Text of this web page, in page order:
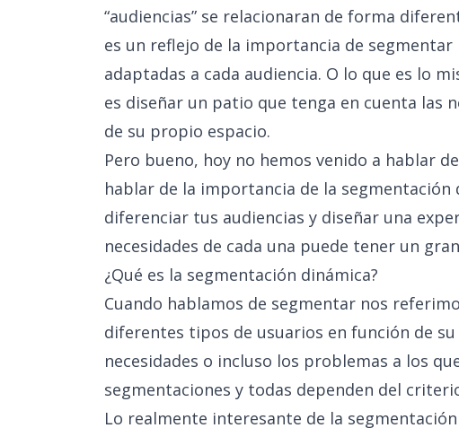
“audiencias” se relacionaran de forma
es un reflejo de la importancia de segmentar
adaptadas a cada audiencia. O lo que es lo
es diseñar un patio que tenga en cuenta las
de su propio espacio.
Pero bueno, hoy no hemos venido a hablar
hablar de la importancia de la segmentación
diferenciar tus audiencias y diseñar una
necesidades de cada una puede tener un
¿Qué es la segmentación dinámica?
Cuando hablamos de segmentar nos
diferentes tipos de usuarios en función de
necesidades o incluso los problemas a los
segmentaciones y todas dependen del
Lo realmente interesante de la